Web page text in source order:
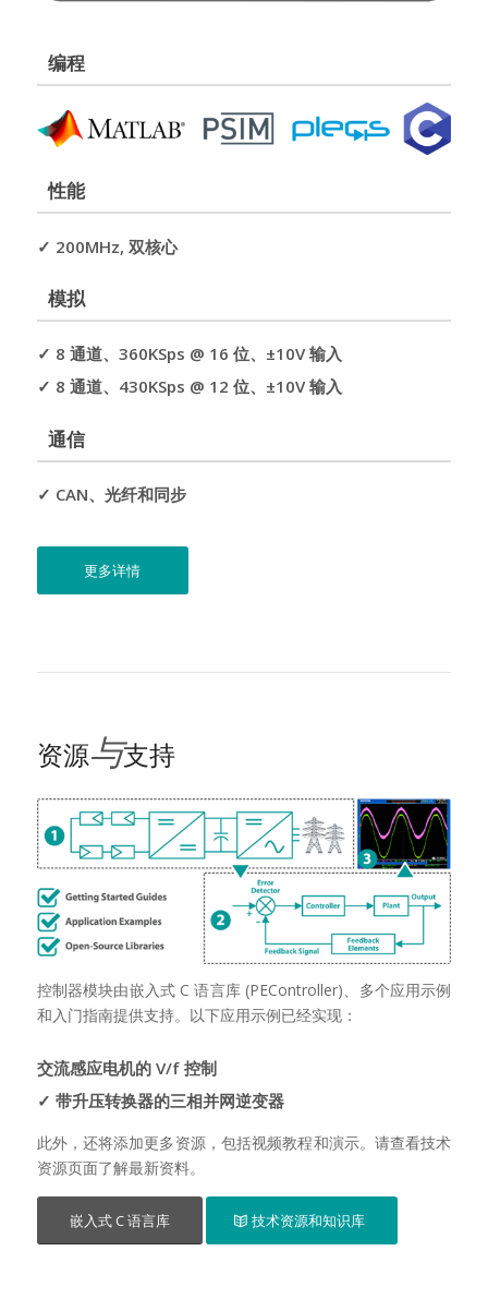
编程
性能
✓ 200MHz, 双核心
模拟
✓ 8 通道、360KSps @ 16 位、±10V 输入
✓ 8 通道、430KSps @ 12 位、±10V 输入
通信
✓ CAN、光纤和同步
更多详情
资源与支持
控制器模块由嵌入式 C 语言库 (PEController)、多个应用示例
和入门指南提供支持。以下应用示例已经实现：
交流感应电机的 V/f 控制
✓ 带升压转换器的三相并网逆变器
此外，还将添加更多资源，包括视频教程和演示。请查看技术
资源页面了解最新资料。
嵌入式 C 语言库 技术资源和知识库